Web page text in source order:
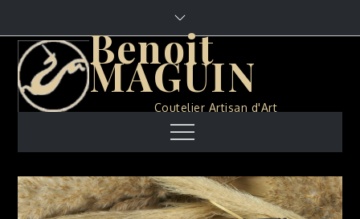
content
Benoit
MAGUIN
Coutelier Artisan d'Art
Menu